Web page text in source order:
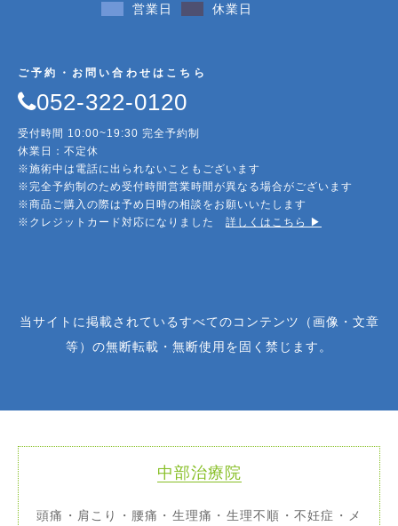
営業日 休業日
ご予約・お問い合わせはこちら
052-322-0120
受付時間 10:00~19:30 完全予約制
休業日：不定休
※施術中は電話に出られないこともございます
※完全予約制のため受付時間営業時間が異なる場合がございます
※商品ご購入の際は予め日時の相談をお願いいたします
※クレジットカード対応になりました 詳しくはこちら ▶︎
当サイトに掲載されているすべてのコンテンツ（画像・文章
等）の無断転載・無断使用を固く禁じます。
中部治療院
頭痛・肩こり・腰痛・生理痛・生理不順・不妊症・メ